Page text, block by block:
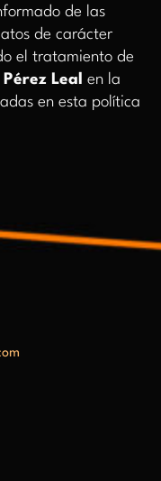
de las
de carácter
el tratamiento de
Leal
en la
en esta política